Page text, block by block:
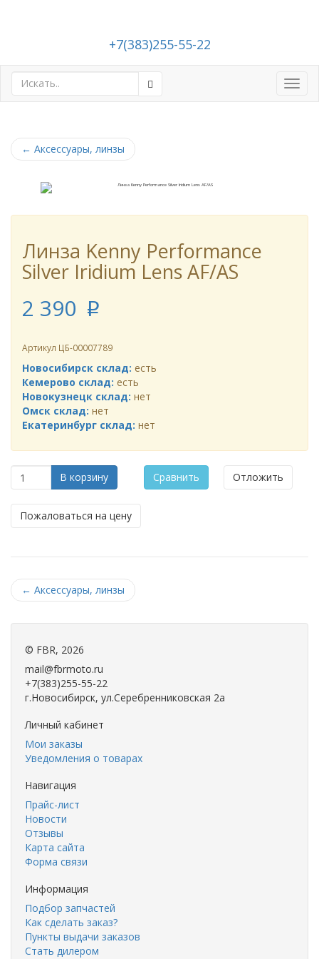
+7(383)255-55-22
← Аксессуары, линзы
Линза Kenny Performance
Silver Iridium Lens AF/AS
2 390 p
Артикул ЦБ-00007789
Новосибирск склад: есть
Кемерово склад: есть
Новокузнецк склад: нет
Омск склад: нет
Екатеринбург склад: нет
В корзину Сравнить Отложить
Пожаловаться на цену
← Аксессуары, линзы
© FBR, 2026
mail@fbrmoto.ru
+7(383)255-55-22
г.Новосибирск, ул.Серебренниковская 2а
Личный кабинет
Мои заказы
Уведомления о товарах
Навигация
Прайс-лист
Новости
Отзывы
Карта сайта
Форма связи
Информация
Подбор запчастей
Как сделать заказ?
Пункты выдачи заказов
Стать дилером